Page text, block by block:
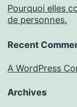
Pourquoi elles
de personnes.
Recent
A WordPress
Archives